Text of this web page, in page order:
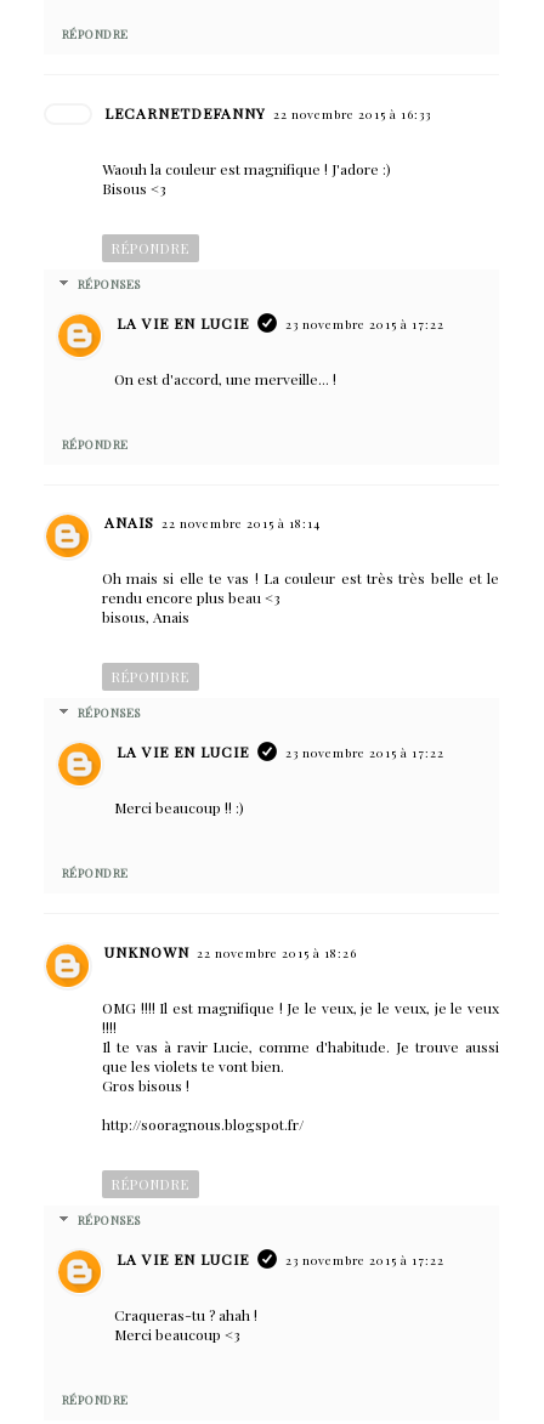
RÉPONDRE
LECARNETDEFANNY 22 novembre 2015 à 16:33
Waouh la couleur est magnifique ! J'adore :)
Bisous <3
RÉPONDRE
RÉPONSES
LA VIE EN LUCIE 23 novembre 2015 à 17:22
On est d'accord, une merveille... !
RÉPONDRE
ANAIS 22 novembre 2015 à 18:14
Oh mais si elle te vas ! La couleur est très très belle et le
rendu encore plus beau <3
bisous, Anais
RÉPONDRE
RÉPONSES
LA VIE EN LUCIE 23 novembre 2015 à 17:22
Merci beaucoup !! :)
RÉPONDRE
UNKNOWN 22 novembre 2015 à 18:26
OMG !!!! Il est magnifique ! Je le veux, je le veux, je le veux
!!!!
Il te vas à ravir Lucie, comme d'habitude. Je trouve aussi
que les violets te vont bien.
Gros bisous !
http://sooragnous.blogspot.fr/
RÉPONDRE
RÉPONSES
LA VIE EN LUCIE 23 novembre 2015 à 17:22
Craqueras-tu ? ahah !
Merci beaucoup <3
RÉPONDRE